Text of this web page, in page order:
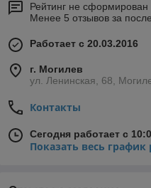
Рейтинг не сформирован
Менее 5 отзывов за
Работает с 20.03.2016
г. Могилев
ул. Ленинская, 68,
Контакты
Сегодня работает с
Показать весь график